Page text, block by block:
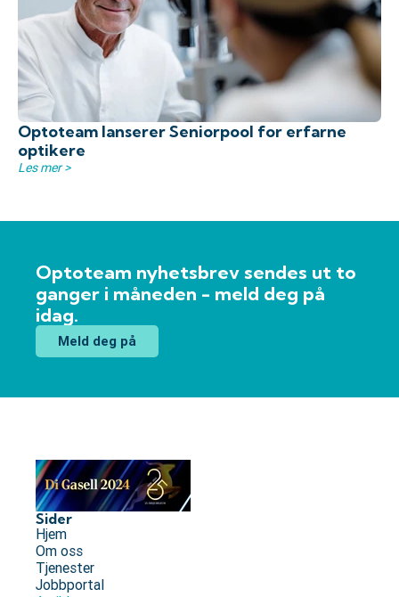
Optoteam lanserer Seniorpool for erfarne
optikere
Les mer >
Optoteam nyhetsbrev sendes ut to
ganger i måneden - meld deg på
idag.
Meld deg på
Sider
Hjem
Om oss
Tjenester
Jobbportal